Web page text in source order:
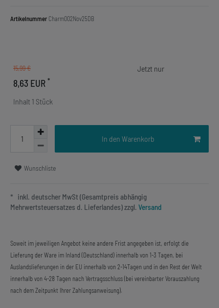
Artikelnummer Charm002Nov25DB
15,99 €
8,63 EUR *
Inhalt 1 Stück
In den Warenkorb
Wunschliste
* inkl. deutscher MwSt (Gesamtpreis abhängig
Mehrwertsteuersatzes d. Lieferlandes) zzgl. Versand
Soweit im jeweiligen Angebot keine andere Frist angegeben ist, erfolgt die
Lieferung der Ware im Inland (Deutschland) innerhalb von 1-3 Tagen, bei
Auslandslieferungen in der EU innerhalb von 2-14Tagen und in den Rest der Welt
innerhalb von 4-28 Tagen nach Vertragsschluss (bei vereinbarter Vorauszahlung
nach dem Zeitpunkt Ihrer Zahlungsanweisung).